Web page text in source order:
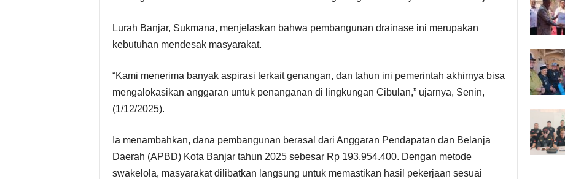
Lurah Banjar, Sukmana, menjelaskan bahwa pembangunan drainase ini merupakan
kebutuhan mendesak masyarakat.
“Kami menerima banyak aspirasi terkait genangan, dan tahun ini pemerintah akhirnya bisa
mengalokasikan anggaran untuk penanganan di lingkungan Cibulan,” ujarnya, Senin,
(1/12/2025).
Ia menambahkan, dana pembangunan berasal dari Anggaran Pendapatan dan Belanja
Daerah (APBD) Kota Banjar tahun 2025 sebesar Rp 193.954.400. Dengan metode
swakelola, masyarakat dilibatkan langsung untuk memastikan hasil pekerjaan sesuai